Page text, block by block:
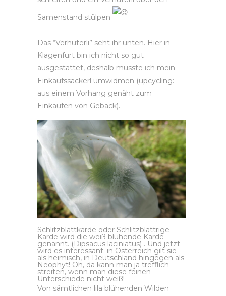
Samenstand stülpen
Das “Verhüterli” seht ihr unten. Hier in
Klagenfurt bin ich nicht so gut
ausgestattet, deshalb musste ich mein
Einkaufssackerl umwidmen (upcycling:
aus einem Vorhang genäht zum
Einkaufen von Gebäck).
Schlitzblattkarde oder Schlitzblättrige
Karde wird die weiß blühende Karde
genannt. (Dipsacus laciniatus) . Und jetzt
wird es interessant: in Österreich gilt sie
als heimisch, in Deutschland hingegen als
Neophyt! Oh, da kann man ja trefflich
streiten, wenn man diese feinen
Unterschiede nicht weiß!
Von sämtlichen lila blühenden Wilden